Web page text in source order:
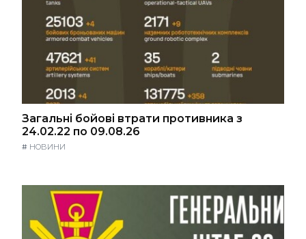
Загальні бойові втрати противника з
24.02.22 по 09.08.26
# НОВИНИ